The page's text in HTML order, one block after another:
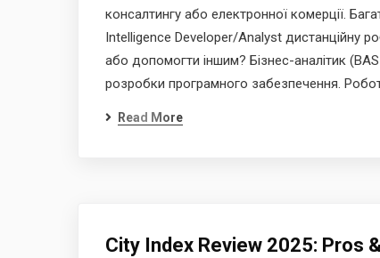
консалтингу або електронної комерції.
Intelligence Developer/Analyst дистанційну
або допомогти іншим? Бізнес-аналітик
розробки програмного забезпечення.
Read More
City Index Review 2025: Pros